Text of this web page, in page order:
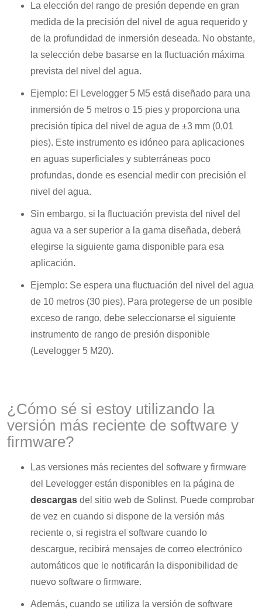
La elección del rango de presión depende en gran
medida de la precisión del nivel de agua requerido y
de la profundidad de inmersión deseada. No obstante,
la selección debe basarse en la fluctuación máxima
prevista del nivel del agua.
Ejemplo: El Levelogger 5 M5 está diseñado para una
inmersión de 5 metros o 15 pies y proporciona una
precisión típica del nivel de agua de ±3 mm (0,01
pies). Este instrumento es idóneo para aplicaciones
en aguas superficiales y subterráneas poco
profundas, donde es esencial medir con precisión el
nivel del agua.
Sin embargo, si la fluctuación prevista del nivel del
agua va a ser superior a la gama diseñada, deberá
elegirse la siguiente gama disponible para esa
aplicación.
Ejemplo: Se espera una fluctuación del nivel del agua
de 10 metros (30 pies). Para protegerse de un posible
exceso de rango, debe seleccionarse el siguiente
instrumento de rango de presión disponible
(Levelogger 5 M20).
¿Cómo sé si estoy utilizando la
versión más reciente de software y
firmware?
Las versiones más recientes del software y firmware
del Levelogger están disponibles en la página de
descargas del sitio web de Solinst. Puede comprobar
de vez en cuando si dispone de la versión más
reciente o, si registra el software cuando lo
descargue, recibirá mensajes de correo electrónico
automáticos que le notificarán la disponibilidad de
nuevo software o firmware.
Además, cuando se utiliza la versión de software